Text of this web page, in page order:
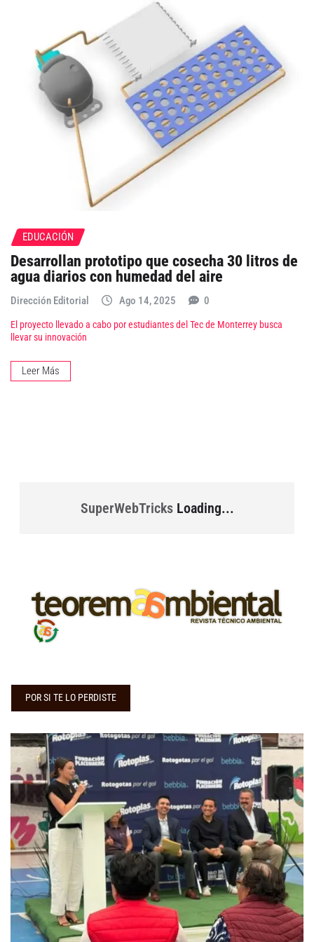
EDUCACIÓN
Desarrollan prototipo que cosecha 30 litros de
agua diarios con humedad del aire
Dirección Editorial Ago 14, 2025 0
El proyecto llevado a cabo por estudiantes del Tec de Monterrey busca
llevar su innovación
Leer Más
SuperWebTricksLoading...
POR SI TE LO PERDISTE